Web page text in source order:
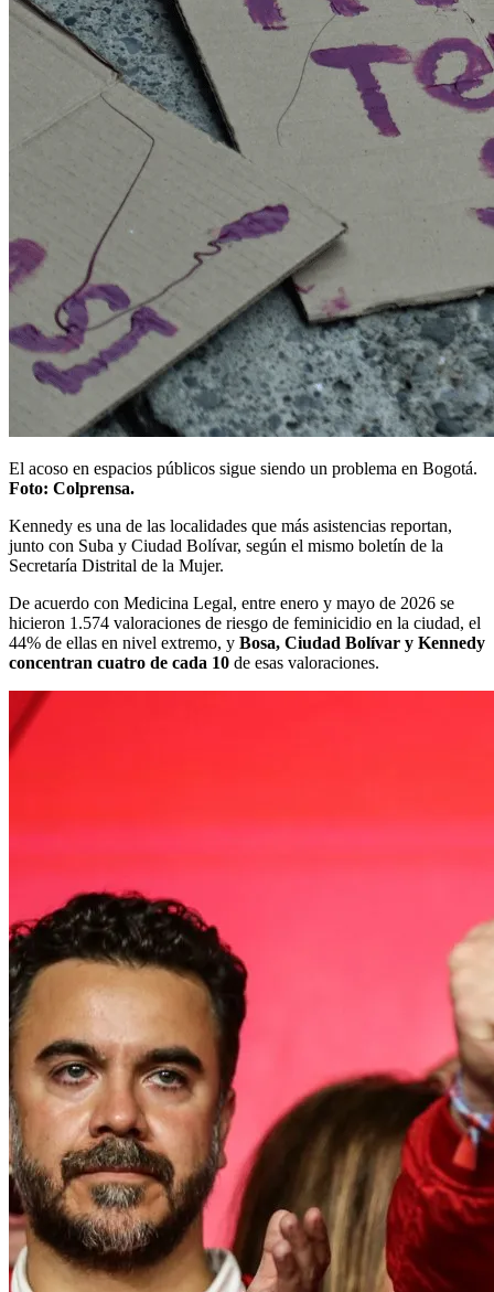
El acoso en espacios públicos sigue siendo un problema en Bogotá.
Foto: Colprensa.
Kennedy es una de las localidades que más asistencias reportan,
junto con Suba y Ciudad Bolívar, según el mismo boletín de la
Secretaría Distrital de la Mujer.
De acuerdo con Medicina Legal, entre enero y mayo de 2026 se
hicieron 1.574 valoraciones de riesgo de feminicidio en la ciudad, el
44% de ellas en nivel extremo, y Bosa, Ciudad Bolívar y Kennedy
concentran cuatro de cada 10 de esas valoraciones.